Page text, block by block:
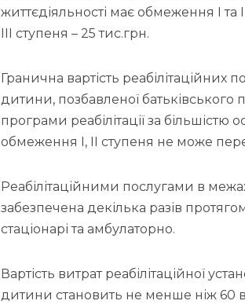
життєдіяльності має обмеження I
III ступеня – 25 тис.грн.
Гранична вартість реабілітаційних
дитини, позбавленої батьківського
програми реабілітації за більшістю
обмеження I, II ступеня не може
Реабілітаційними послугами в
забезпечена декілька разів
стаціонарі та амбулаторно.
Вартість витрат реабілітаційної
дитини становить не менше ніж 60